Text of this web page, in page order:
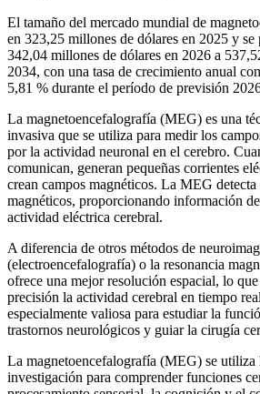
El tamaño del mercado mundial de
en 323,25 millones de dólares en 2025 y se
342,04 millones de dólares en 2026 a
2034, con una tasa de crecimiento anual
5,81 % durante el período de previsión
La magnetoencefalografía (MEG) es una
invasiva que se utiliza para medir los
por la actividad neuronal en el cerebro.
comunican, generan pequeñas corrientes
crean campos magnéticos. La MEG detecta
magnéticos, proporcionando información
actividad eléctrica cerebral.
A diferencia de otros métodos de
(electroencefalografía) o la resonancia
ofrece una mejor resolución espacial, lo
precisión la actividad cerebral en tiempo
especialmente valiosa para estudiar la
trastornos neurológicos y guiar la cirugía
La magnetoencefalografía (MEG) se utiliza
investigación para comprender funciones